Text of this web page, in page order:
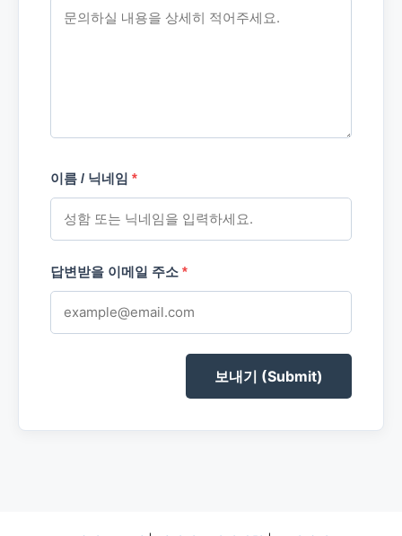
이름 / 닉네임 *
답변받을 이메일 주소 *
보내기 (Submit)